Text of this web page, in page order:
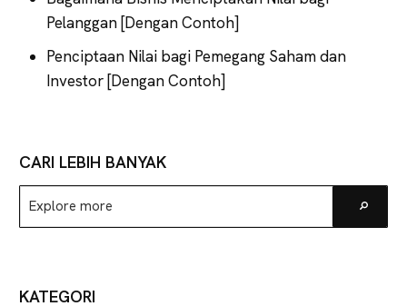
Pelanggan [Dengan Contoh]
Penciptaan Nilai bagi Pemegang Saham dan
Investor [Dengan Contoh]
CARI LEBIH BANYAK
Explore
more
KATEGORI